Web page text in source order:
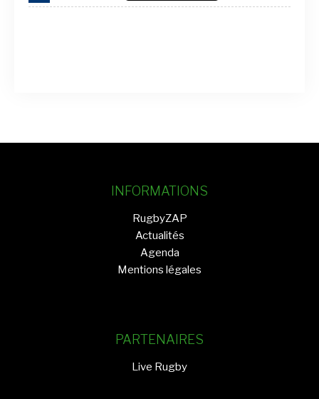
INFORMATIONS
RugbyZAP
Actualités
Agenda
Mentions légales
PARTENAIRES
Live Rugby